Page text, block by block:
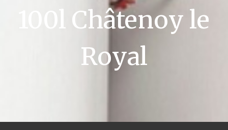
100l Châtenoy le
Royal